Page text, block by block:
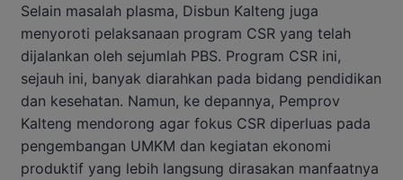
Selain masalah plasma, Disbun Kalteng juga
menyoroti pelaksanaan program CSR yang telah
dijalankan oleh sejumlah PBS. Program CSR ini,
sejauh ini, banyak diarahkan pada bidang pendidikan
dan kesehatan. Namun, ke depannya, Pemprov
Kalteng mendorong agar fokus CSR diperluas pada
pengembangan UMKM dan kegiatan ekonomi
produktif yang lebih langsung dirasakan manfaatnya